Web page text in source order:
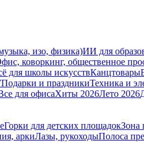
изо, физика)ИИ для
коворкинг, общественное
для школы искусствКанцтовары
Подарки и праздникиТехника и
для офисаХиты 2026Лето 2026
Горки для детских площадокЗона
аркиЛазы, рукоходыПолоса